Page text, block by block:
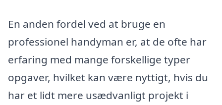
En anden fordel ved at bruge en
professionel handyman er, at de ofte har
erfaring med mange forskellige typer
opgaver, hvilket kan være nyttigt, hvis du
har et lidt mere usædvanligt projekt i